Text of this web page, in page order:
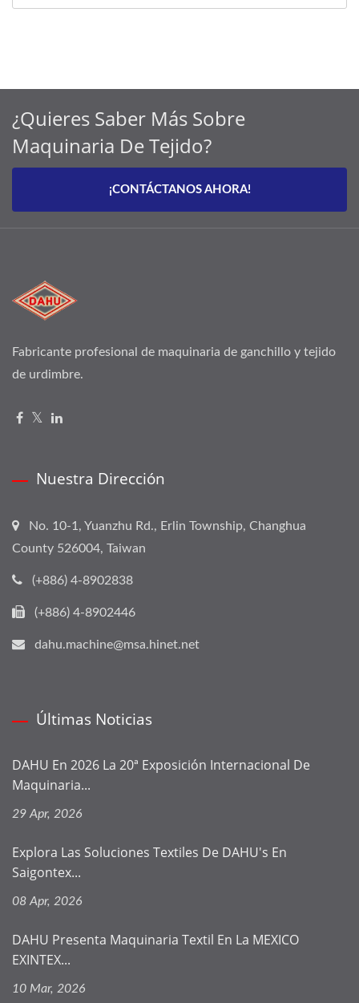
¿Quieres Saber Más Sobre
Maquinaria De Tejido?
¡CONTÁCTANOS AHORA!
Fabricante profesional de maquinaria de ganchillo y tejido
de urdimbre.
Nuestra Dirección
No. 10-1, Yuanzhu Rd., Erlin Township, Changhua
County 526004, Taiwan
(+886) 4-8902838
(+886) 4-8902446
dahu.machine@msa.hinet.net
Últimas Noticias
DAHU En 2026 La 20ª Exposición Internacional De
Maquinaria...
29 Apr, 2026
Explora Las Soluciones Textiles De DAHU's En
Saigontex...
08 Apr, 2026
DAHU Presenta Maquinaria Textil En La MEXICO
EXINTEX...
10 Mar, 2026